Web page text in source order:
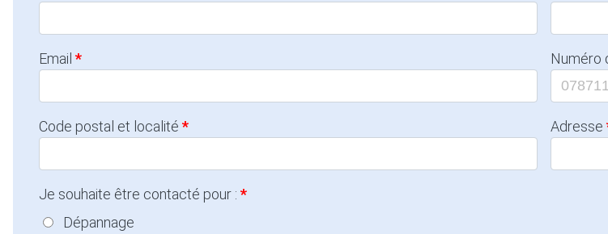
Email Numéro
Code postal et localité Adresse
Je souhaite être contacté pour :
Dépannage